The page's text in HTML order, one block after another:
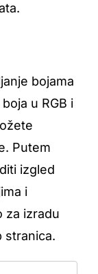
bojama
u RGB i
Putem
izgled
i
za izradu
stranica.